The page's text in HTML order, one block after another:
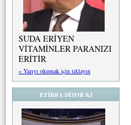
SUDA ERİYEN
VİTAMİNLER PARANIZI
ERİTİR
» Yazıyı okumak için tıklayın
ETİBBA DİYOR Kİ